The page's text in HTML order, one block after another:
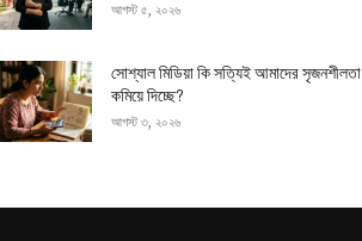
আগস্ট ৫, ২০২৬
সোশ্যাল মিডিয়া কি সত্যিই আমাদের সৃজনশীলতা
কমিয়ে দিচ্ছে?
আগস্ট ৩, ২০২৬